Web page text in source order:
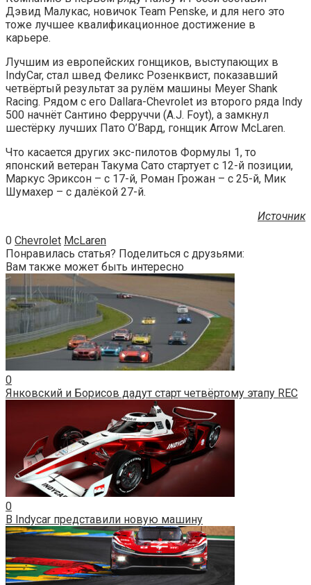
Дэвид Малукас, новичок Team Penske, и для него это
тоже лучшее квалификационное достижение в
карьере.
Лучшим из европейских гонщиков, выступающих в
IndyCar, стал швед Феликс Розенквист, показавший
четвёртый результат за рулём машины Meyer Shank
Racing. Рядом с его Dallara-Chevrolet из второго ряда Indy
500 начнёт Сантино Ферруччи (A.J. Foyt), а замкнул
шестёрку лучших Пато О’Вард, гонщик Arrow McLaren.
Что касается других экс-пилотов Формулы 1, то
японский ветеран Такума Сато стартует с 12-й позиции,
Маркус Эриксон – с 17-й, Роман Грожан – с 25-й, Мик
Шумахер – с далёкой 27-й.
Источник
0 Chevrolet McLaren
Понравилась статья? Поделиться с друзьями:
Вам также может быть интересно
0
Янковский и Борисов дадут старт четвёртому этапу REC
0
В Indycar представили новую машину